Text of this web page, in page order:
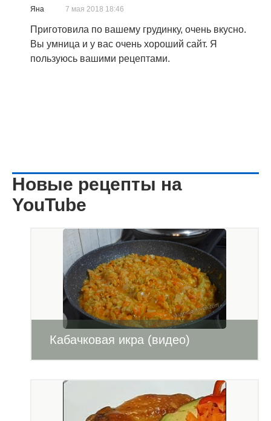
Яна 7 мая 2018 18:46
Приготовила по вашему грудинку, очень вкусно.
Вы умница и у вас очень хороший сайт. Я
пользуюсь вашими рецептами.
Новые рецепты на
YouTube
Кабачковая икра (видео)